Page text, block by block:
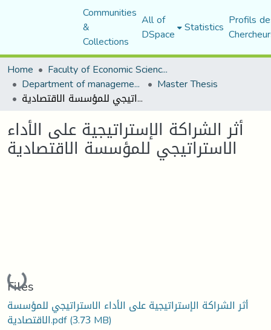
Communities
&
Collections
All of
DSpace Statistics Profils
Home
Faculty of Economic Sciences, Commerce and Management Sciences
Department of management sciences Master Thesis
أثر الشراكة الإستراتيجية على الأداء الاستراتيجي للمؤسسة الاقتصادية
أثر الشراكة الإستراتيجية على الأداء
الاستراتيجي للمؤسسة الاقتصادية
Loading...
Files
أثر الشراكة الإستراتيجية على الأداء الاستراتيجي للمؤسسة
الاقتصادية.pdf(3.73 MB)